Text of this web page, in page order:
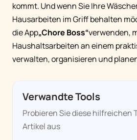
kommt. Und wenn Sie Ihre
Hausarbeiten im Griff behalten
die App„Chore Boss“verwenden,
Haushaltsarbeiten an einem
verwalten, organisieren und
Verwandte Tools
Probieren Sie diese hilfreichen
Artikel aus